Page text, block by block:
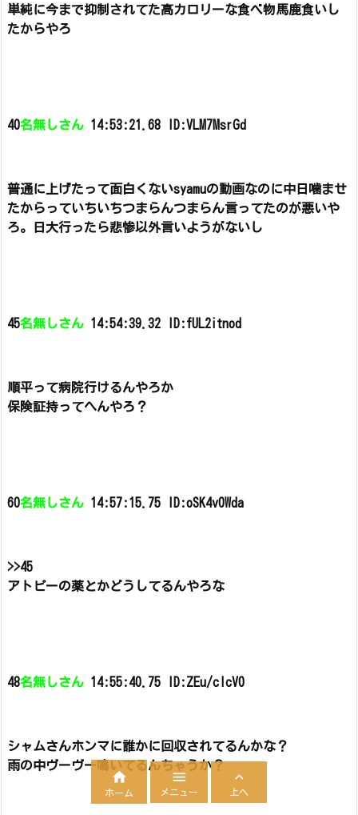
単純に今まで抑制されてた高カロリーな食べ物馬鹿食いし
たからやろ
40名無しさん 14:53:21.68 ID:VLM7MsrGd
普通に上げたって面白くないsyamuの動画なのに中日噛ませ
たからっていちいちつまらんつまらん言ってたのが悪いや
ろ。
日大行ったら悲惨以外言いようがないし
45名無しさん 14:54:39.32 ID:fUL2itnod
順平って病院行けるんやろか
保険証持ってへんやろ？
60名無しさん 14:57:15.75 ID:oSK4v0Wda
>>45
アトピーの薬とかどうしてるんやろな
48名無しさん 14:55:40.75 ID:ZEu/cIcV0
シャムさんホンマに誰かに回収されてるんかな？
雨の中ヴーヴー鳴いてるんちゃうか？

ホーム

メニュー

上へ